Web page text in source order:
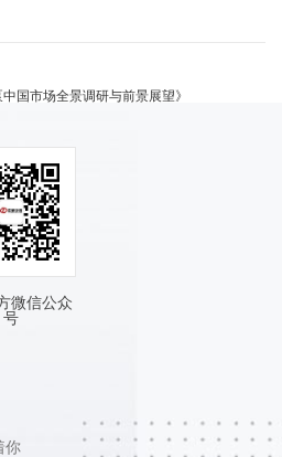
国市场全景调研与前景展望》
微信公众
号
你